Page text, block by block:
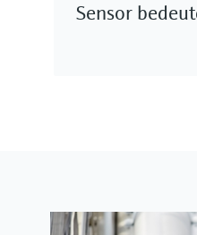
Sensor